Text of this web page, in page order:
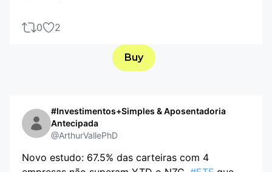
0 2
Buy
#Investimentos+Simples & Aposentadoria
Antecipada
@ArthurVallePhD
Novo estudo: 67.5% das carteiras com 4